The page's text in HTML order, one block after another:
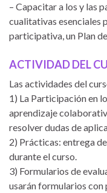
– Capacitar a los y las
cualitativas esenciales
participativa, un Plan
ACTIVIDAD DEL
Las actividades del
1) La Participación en
aprendizaje
resolver dudas de
2) Prácticas: entrega
durante el curso.
3) Formularios de
usarán formularios con